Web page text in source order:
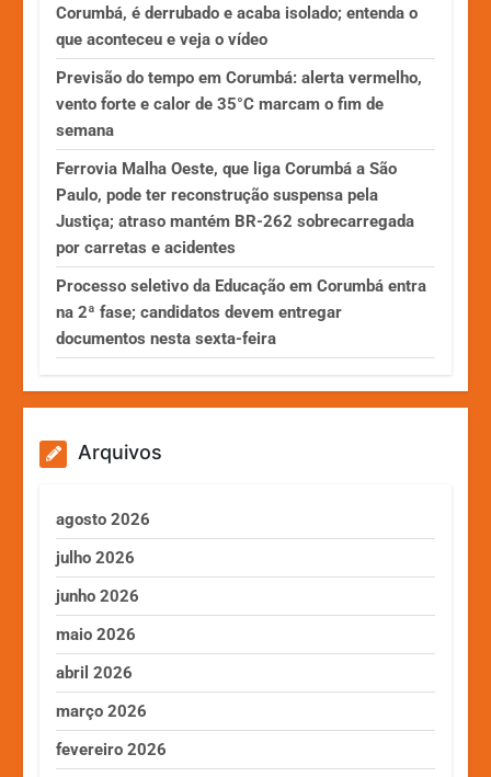
Corumbá, é derrubado e acaba isolado; entenda o
que aconteceu e veja o vídeo
Previsão do tempo em Corumbá: alerta vermelho,
vento forte e calor de 35°C marcam o fim de
semana
Ferrovia Malha Oeste, que liga Corumbá a São
Paulo, pode ter reconstrução suspensa pela
Justiça; atraso mantém BR-262 sobrecarregada
por carretas e acidentes
Processo seletivo da Educação em Corumbá entra
na 2ª fase; candidatos devem entregar
documentos nesta sexta-feira
Arquivos
agosto 2026
julho 2026
junho 2026
maio 2026
abril 2026
março 2026
fevereiro 2026